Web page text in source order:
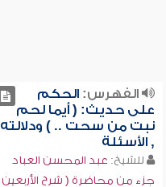
الفهرس:الحكم
على حديث: ( أيما لحم
نبت من سحت .. ) ودلالته
, الأسئلة
للشيخ: عبد المحسن العباد
جزء من محاضرة ( شرح الأربعين